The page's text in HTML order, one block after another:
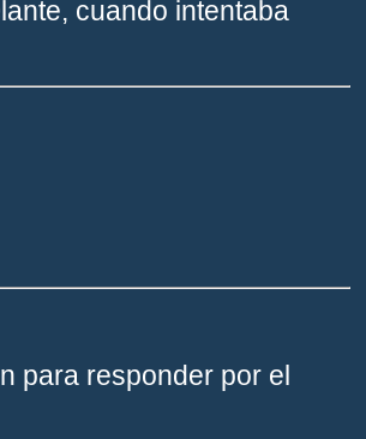
cuando intentaba
para responder por el